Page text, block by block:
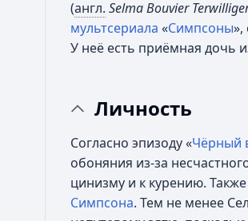
(англ. Selma Bouvier
мультсериала «Симпсоны»,
У неё есть приёмная дочь
Личность
Согласно эпизоду «Чёрный
обоняния из-за
цинизму и к курению.
Симпсона. Тем не менее